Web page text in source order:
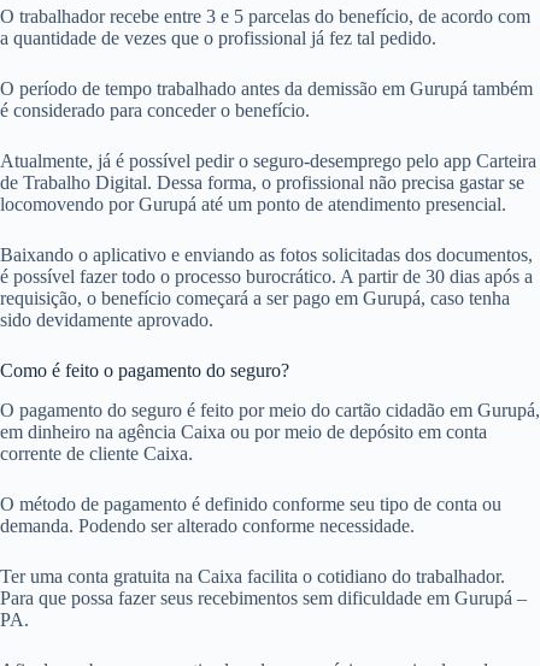
O trabalhador recebe entre 3 e 5 parcelas do benefício, de acordo com
a quantidade de vezes que o profissional já fez tal pedido.
O período de tempo trabalhado antes da demissão em Gurupá também
é considerado para conceder o benefício.
Atualmente, já é possível pedir o seguro-desemprego pelo app Carteira
de Trabalho Digital. Dessa forma, o profissional não precisa gastar se
locomovendo por Gurupá até um ponto de atendimento presencial.
Baixando o aplicativo e enviando as fotos solicitadas dos documentos,
é possível fazer todo o processo burocrático. A partir de 30 dias após a
requisição, o benefício começará a ser pago em Gurupá, caso tenha
sido devidamente aprovado.
Como é feito o pagamento do seguro?
O pagamento do seguro é feito por meio do cartão cidadão em Gurupá,
em dinheiro na agência Caixa ou por meio de depósito em conta
corrente de cliente Caixa.
O método de pagamento é definido conforme seu tipo de conta ou
demanda. Podendo ser alterado conforme necessidade.
Ter uma conta gratuita na Caixa facilita o cotidiano do trabalhador.
Para que possa fazer seus recebimentos sem dificuldade em Gurupá –
PA.